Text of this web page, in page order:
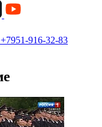
+7951-916-32-83